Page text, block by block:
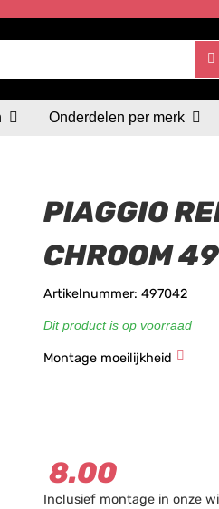
Onderdelen per merk
PIAGGIO
CHROOM
Artikelnummer: 497042
Dit product is op voorraad
Montage moeilijkheid
★ ★ ★
8.00
Inclusief montage in onze